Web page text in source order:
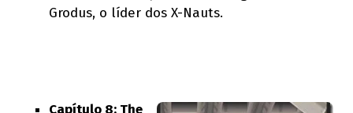
Grodus, o líder dos X-Nauts.
Capítulo 8: The